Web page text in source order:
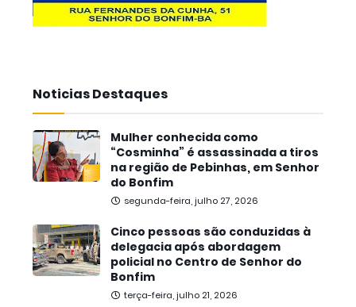
Noticias Destaques
Mulher conhecida como
“Cosminha” é assassinada a tiros
na região de Pebinhas, em Senhor
do Bonfim
segunda-feira, julho 27, 2026
Cinco pessoas são conduzidas à
delegacia após abordagem
policial no Centro de Senhor do
Bonfim
terça-feira, julho 21, 2026